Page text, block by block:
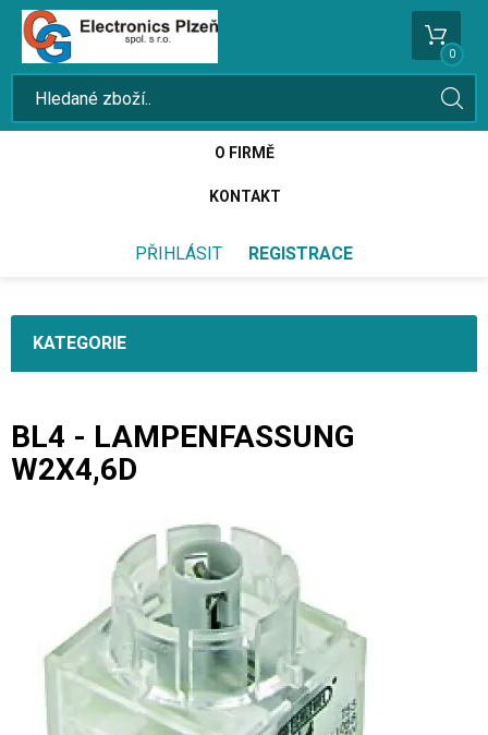
0
O FIRMĚ
KONTAKT
PŘIHLÁSIT REGISTRACE
KATEGORIE
BL4 - LAMPENFASSUNG
W2X4,6D